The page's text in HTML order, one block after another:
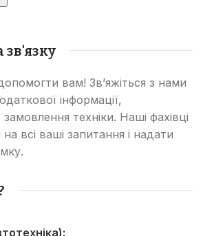
вам! Зв’яжіться з нами
інформації,
техніки. Наші фахівці
на всі ваші запитання і надати